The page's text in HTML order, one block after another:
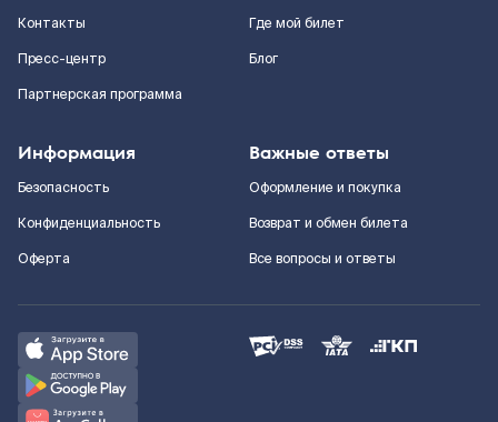
Контакты
Пресс-центр
Партнерская программа
Где мой билет
Блог
Информация
Безопасность
Конфиденциальность
Оферта
Важные ответы
Оформление и покупка
Возврат и обмен билета
Все вопросы и ответы